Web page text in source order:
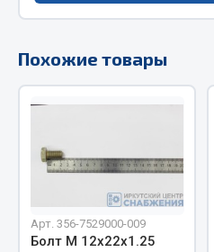
Измерительный инструмент
Крепежный инструмент
Режущий инструмент
Слесарный инструмент
Показать ещё
Похожие товары
Арт. 356-7529000-009
Болт М 12х22х1.25